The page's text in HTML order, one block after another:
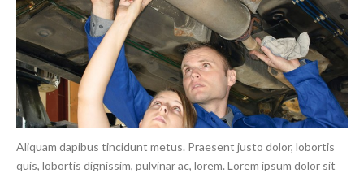
Aliquam dapibus tincidunt metus. Praesent justo dolor, lobortis
quis, lobortis dignissim, pulvinar ac, lorem. Lorem ipsum dolor sit